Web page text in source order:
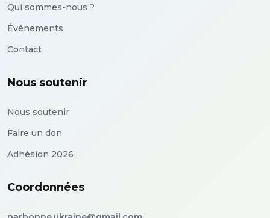
Qui sommes-nous ?
Événements
Contact
Nous soutenir
Nous soutenir
Faire un don
Adhésion 2026
Coordonnées